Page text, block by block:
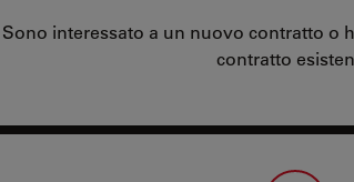
Sono interessato a un nuovo contratto o
contratto